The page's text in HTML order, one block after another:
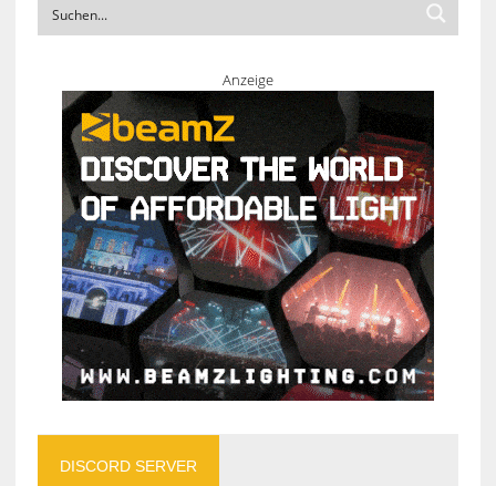
Anzeige
DISCORD SERVER